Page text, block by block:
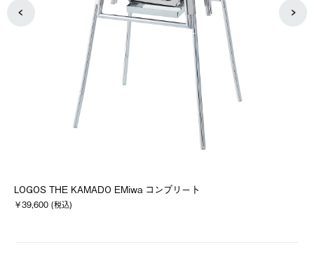
LOGOS THE KAMADO EMiwa コンプリート
￥39,600 (税込)